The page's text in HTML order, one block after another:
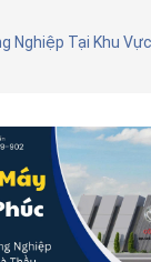
Nghiệp Tại Khu